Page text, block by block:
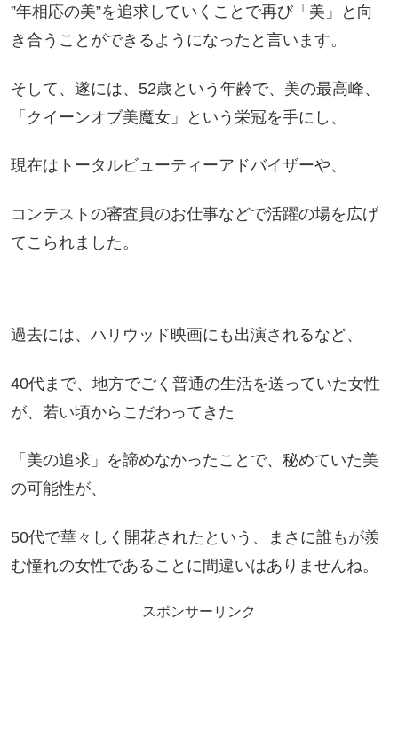
”年相応の美”を追求していくことで再び「美」と向
き合うことができるようになったと言います。
そして、遂には、52歳という年齢で、美の最高峰、
「クイーンオブ美魔女」という栄冠を手にし、
現在はトータルビューティーアドバイザーや、
コンテストの審査員のお仕事などで活躍の場を広げ
てこられました。
過去には、ハリウッド映画にも出演されるなど、
40代まで、地方でごく普通の生活を送っていた女性
が、若い頃からこだわってきた
「美の追求」を諦めなかったことで、秘めていた美
の可能性が、
50代で華々しく開花されたという、まさに誰もが羨
む憧れの女性であることに間違いはありませんね。
スポンサーリンク